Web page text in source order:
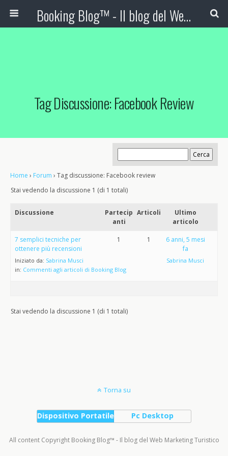
Booking Blog™ - Il blog del Web Marketing Turistico
Tag Discussione: Facebook Review
Home › Forum › Tag discussione: Facebook review
Stai vedendo la discussione 1 (di 1 totali)
Discussione
Partecip
anti
Articoli
Ultimo
articolo
7 semplici tecniche per
ottenere più recensioni
Iniziato da: Sabrina Musci
in: Commenti agli articoli di Booking Blog
1 1
6 anni, 5 mesi
fa
Sabrina Musci
Stai vedendo la discussione 1 (di 1 totali)
Torna su
Dispositivo Portatile Pc Desktop
All content Copyright Booking Blog™ - Il blog del Web Marketing Turistico